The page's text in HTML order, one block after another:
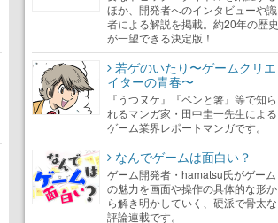
ほか、開発者へのインタビューや識
者による解説を掲載。約20年の歴史
が一望できる決定版！
若ゲのいたり〜ゲームクリエ
イターの青春〜
『うつヌケ』『ペンと箸』等で知ら
れるマンガ家・田中圭一先生による
ゲーム業界レポートマンガです。
なんでゲームは面白い？
ゲーム開発者・hamatsu氏がゲーム
の魅力を画面や操作の具体的な形か
ら解き明かしていく、硬派で骨太な
評論連載です。